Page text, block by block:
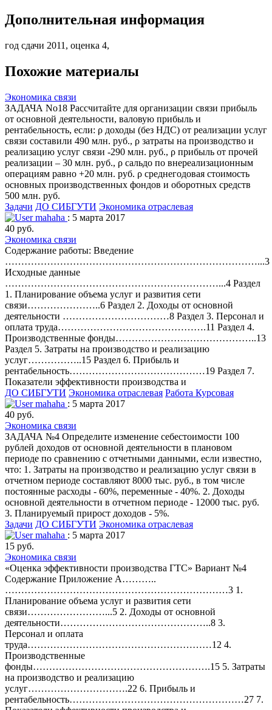
Дополнительная информация
год сдачи 2011, оценка 4,
Похожие материалы
Экономика связи
ЗАДАЧА No18 Рассчитайте для организации связи прибыль
от основной деятельности, валовую прибыль и
рентабельность, если: ρ доходы (без НДС) от реализации услуг
связи составили 490 млн. руб., ρ затраты на производство и
реализацию услуг связи -290 млн. руб., ρ прибыль от прочей
реализации – 30 млн. руб., ρ сальдо по внереализационным
операциям равно +20 млн. руб. ρ среднегодовая стоимость
основных производственных фондов и оборотных средств
500 млн. руб.
Задачи ДО СИБГУТИ Экономика отраслевая
mahaha : 5 марта 2017
40 руб.
Экономика связи
Содержание работы: Введение
……………………………………………………………………...3
Исходные данные
…………………………………………………………...4 Раздел
1. Планирование объема услуг и развития сети
связи…………………..6 Раздел 2. Доходы от основной
деятельности ……………………………8 Раздел 3. Персонал и
оплата труда……………………………………….11 Раздел 4.
Производственные фонды……………………………………..13
Раздел 5. Затраты на производство и реализацию
услуг……………..15 Раздел 6. Прибыль и
рентабельность……………………………………19 Раздел 7.
Показатели эффективности производства и
ДО СИБГУТИ Экономика отраслевая Работа Курсовая
mahaha : 5 марта 2017
40 руб.
Экономика связи
ЗАДАЧА №4 Определите изменение себестоимости 100
рублей доходов от основной деятельности в плановом
периоде по сравнению с отчетными данными, если известно,
что: 1. Затраты на производство и реализацию услуг связи в
отчетном периоде составляют 8000 тыс. руб., в том числе
постоянные расходы - 60%, переменные - 40%. 2. Доходы
основной деятельности в отчетном периоде - 12000 тыс. руб.
3. Планируемый прирост доходов - 5%.
Задачи ДО СИБГУТИ Экономика отраслевая
mahaha : 5 марта 2017
15 руб.
Экономика связи
«Оценка эффективности производства ГТС» Вариант №4
Содержание Приложение А………..
……………………………………………………………3 1.
Планирование объема услуг и развития сети
связи……………………...5 2. Доходы от основной
деятельности………………………………………..8 3.
Персонал и оплата
труда…………………………………………………12 4.
Производственные
фонды……………………………………………….15 5. Затраты
на производство и реализацию
услуг………………………….22 6. Прибыль и
рентабельность………………………………………………27 7.